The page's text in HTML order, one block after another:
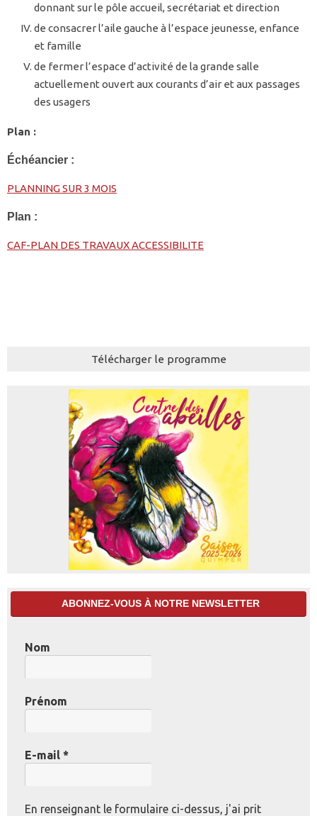
donnant sur le pôle accueil, secrétariat et direction
de consacrer l’aile gauche à l’espace jeunesse, enfance
et famille
de fermer l’espace d’activité de la grande salle
actuellement ouvert aux courants d’air et aux passages
des usagers
Plan :
Échéancier :
PLANNING SUR 3 MOIS
Plan :
CAF-PLAN DES TRAVAUX ACCESSIBILITE
Télécharger le programme
ABONNEZ-VOUS À NOTRE NEWSLETTER
Nom
Prénom
E-mail *
En renseignant le formulaire ci-dessus, j'ai prit